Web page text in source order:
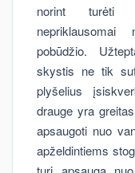
norint turėti
nepriklausomai
pobūdžio.
skystis ne tik
plyšelius
drauge yra
apsaugoti nuo
apželdintiems